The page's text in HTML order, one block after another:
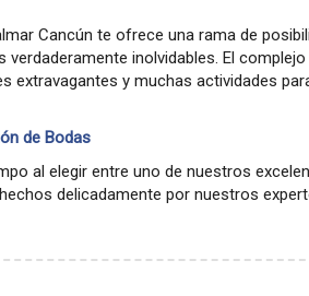
Cancún te ofrece una rama de
verdaderamente inolvidables. El
extravagantes y muchas actividades
de Bodas
al elegir entre uno de nuestros
delicadamente por nuestros